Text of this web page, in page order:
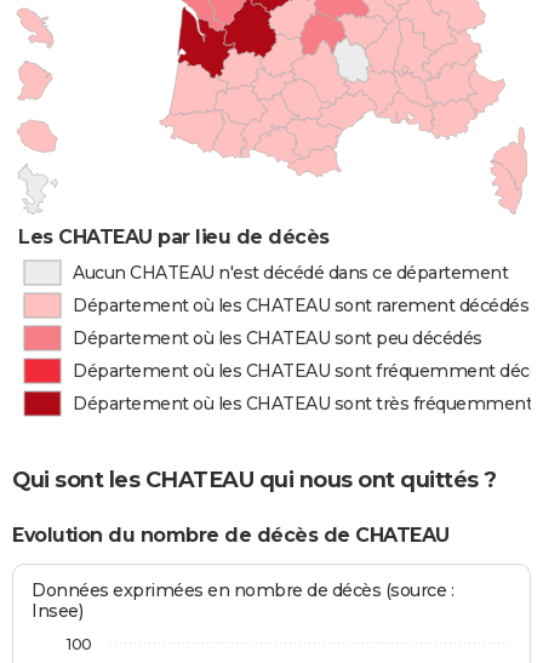
Les CHATEAU par lieu de décès
Aucun CHATEAU n'est décédé dans ce département
Département où les CHATEAU sont rarement décédés
Département où les CHATEAU sont peu décédés
Département où les CHATEAU sont fréquemment
Département où les CHATEAU sont très fréquemment
Qui sont les CHATEAU qui nous ont quittés ?
Evolution du nombre de décès de CHATEAU
Données exprimées en nombre de décès (source :
Insee)
100